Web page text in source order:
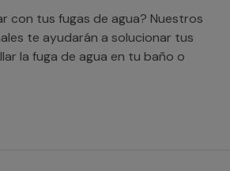
con tus fugas de agua? Nuestros
te ayudarán a solucionar tus
la fuga de agua en tu baño o